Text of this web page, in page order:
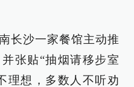
长沙一家餐馆主动推
张贴“抽烟请移步室
理想，多数人不听劝